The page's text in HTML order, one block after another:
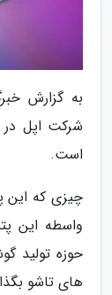
به گزارش
شرکت اپل
است.
چیزی که این
واسطه این
حوزه تولید
های تاشو